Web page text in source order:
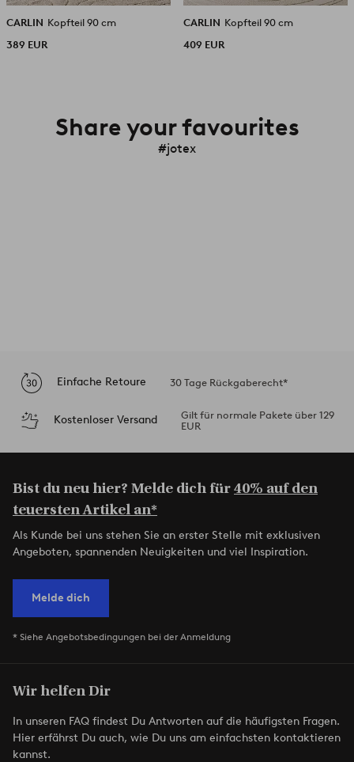
CARLIN
Kopfteil 90 cm
389 EUR
CARLIN
Kopfteil 90 cm
409 EUR
Share your favourites
#jotex
Einfache Retoure 30 Tage Rückgaberecht*
Kostenloser Versand
Gilt für normale Pakete über 129
EUR
Bist du neu hier? Melde dich für40% auf den
teuersten Artikel an*
Als Kunde bei uns stehen Sie an erster Stelle mit exklusiven
Angeboten, spannenden Neuigkeiten und viel Inspiration.
Melde dich
* Siehe Angebotsbedingungen bei der Anmeldung
Wir helfen Dir
In unseren FAQ findest Du Antworten auf die häufigsten Fragen.
Hier erfährst Du auch, wie Du uns am einfachsten kontaktieren
kannst.